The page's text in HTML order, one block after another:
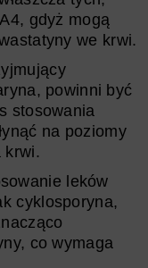
gdyż mogą
we krwi.
powinni być
stosowania
na poziomy
krwi.
leków
cyklosporyna,
co wymaga